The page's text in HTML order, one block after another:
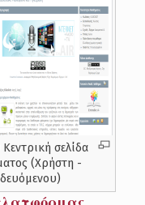
Κεντρική σελίδα
(Χρήστη -